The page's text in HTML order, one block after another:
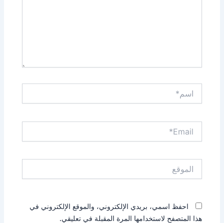
احفظ اسمي، بريدي الإلكتروني، والموقع الإلكتروني في
هذا المتصفح لاستخدامها المرة المقبلة في تعليقي.